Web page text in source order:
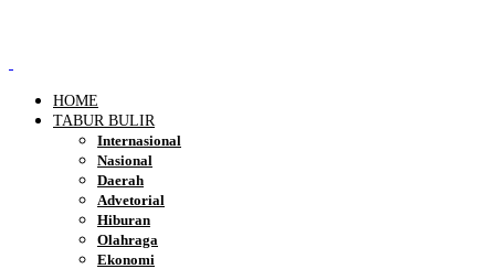
HOME
TABUR BULIR
Internasional
Nasional
Daerah
Advetorial
Hiburan
Olahraga
Ekonomi